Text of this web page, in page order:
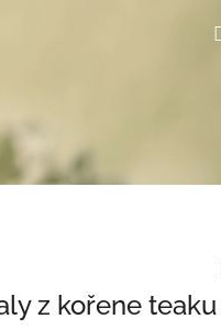
z kořene teaku